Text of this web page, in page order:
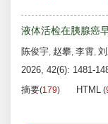
液体活检在胰腺癌
陈俊宇, 赵攀, 李霄,
2026, 42(6): 1481-
摘要(179) HTML (